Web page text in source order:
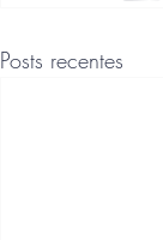
Posts recentes